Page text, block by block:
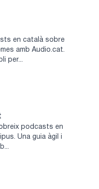
en català sobre
amb Audio.cat.
per...
podcasts en
Una guia àgil i